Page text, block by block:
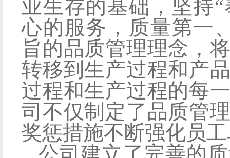
业生存的基础，坚持
心的服务，质量第一
旨的品质管理理念，
转移到生产过程和产
过程和生产过程的每
司不仅制定了品质管
奖惩措施不断强化员